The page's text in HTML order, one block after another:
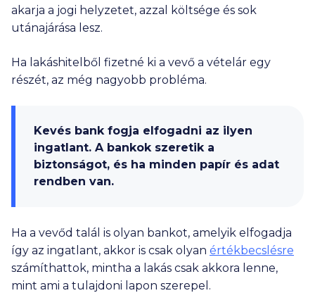
akarja a jogi helyzetet, azzal költsége és sok
utánajárása lesz.
Ha lakáshitelből fizetné ki a vevő a vételár egy
részét, az még nagyobb probléma.
Kevés bank fogja elfogadni az ilyen
ingatlant. A bankok szeretik a
biztonságot, és ha minden papír és adat
rendben van.
Ha a vevőd talál is olyan bankot, amelyik elfogadja
így az ingatlant, akkor is csak olyan értékbecslésre
számíthattok, mintha a lakás csak akkora lenne,
mint ami a tulajdoni lapon szerepel.